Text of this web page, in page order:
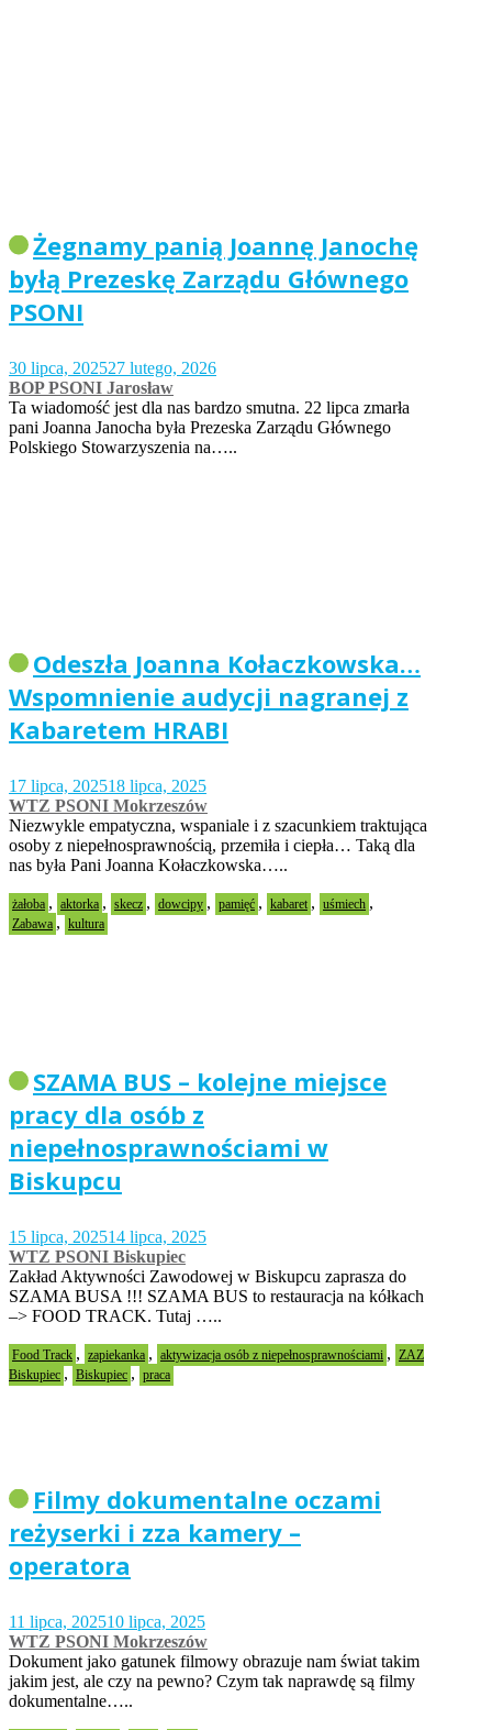
Żegnamy panią Joannę Janochę
byłą Prezeskę Zarządu Głównego
PSONI
30 lipca, 202527 lutego, 2026
BOP PSONI Jarosław
Ta wiadomość jest dla nas bardzo smutna. 22 lipca zmarła
pani Joanna Janocha była Prezeska Zarządu Głównego
Polskiego Stowarzyszenia na…..
Odeszła Joanna Kołaczkowska…
Wspomnienie audycji nagranej z
Kabaretem HRABI
17 lipca, 202518 lipca, 2025
WTZ PSONI Mokrzeszów
Niezwykle empatyczna, wspaniale i z szacunkiem traktująca
osoby z niepełnosprawnością, przemiła i ciepła… Taką dla
nas była Pani Joanna Kołaczkowska…..
żałoba , aktorka , skecz , dowcipy , pamięć , kabaret , uśmiech ,
Zabawa , kultura
SZAMA BUS – kolejne miejsce
pracy dla osób z
niepełnosprawnościami w
Biskupcu
15 lipca, 202514 lipca, 2025
WTZ PSONI Biskupiec
Zakład Aktywności Zawodowej w Biskupcu zaprasza do
SZAMA BUSA !!! SZAMA BUS to restauracja na kółkach
–> FOOD TRACK. Tutaj …..
Food Track , zapiekanka , aktywizacja osób z niepełnosprawnościami ,
ZAZ
Biskupiec , Biskupiec , praca
Filmy dokumentalne oczami
reżyserki i zza kamery –
operatora
11 lipca, 202510 lipca, 2025
WTZ PSONI Mokrzeszów
Dokument jako gatunek filmowy obrazuje nam świat takim
jakim jest, ale czy na pewno? Czym tak naprawdę są filmy
dokumentalne…..